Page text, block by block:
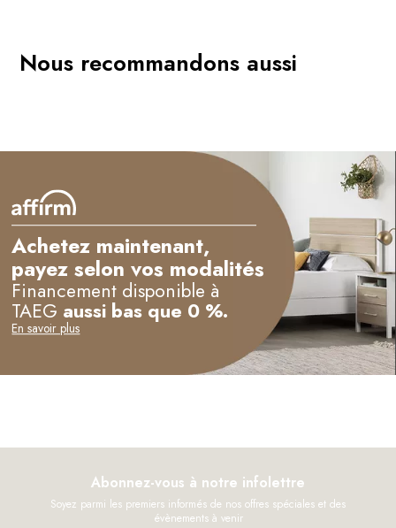
Nous recommandons aussi
Achetez maintenant,
payez selon vos modalités
Financement disponible à
TAEG aussi bas que 0 %.
En savoir plus
Abonnez-vous à notre infolettre
Soyez parmi les premiers informés de nos offres spéciales et des
évènements à venir